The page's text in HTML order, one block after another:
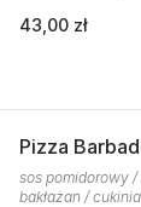
43,00 zł
Pizza
sos pomidorowy
bakłażan /